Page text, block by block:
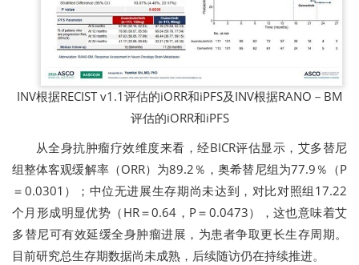
INV根据RECIST v1.1评估的iORR和iPFS及INV根据RANO－BM
评估的iORR和iPFS
从全身抗肿瘤疗效维度来看，经BICR评估显示，艾多替尼
组整体客观缓解率（ORR）为89.2％，奥希替尼组为77.9％（P
＝0.0301）；中位无进展生存期尚未达到，对比对照组17.22
个月形成明显优势（HR＝0.64，P＝0.0473），这也意味着艾
多替尼可有效延缓全身肿瘤进展，为患者争取更长生存周期。
目前研究总生存期数据尚未成熟，后续随访仍在持续推进。